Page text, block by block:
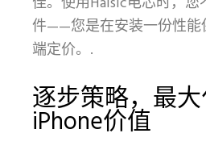
件——您是在安装一份性能
端定价。.
逐步策略，最
iPhone价值